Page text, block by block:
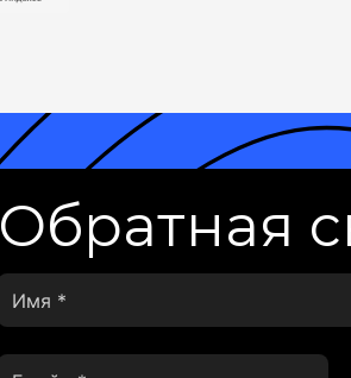
Обратная